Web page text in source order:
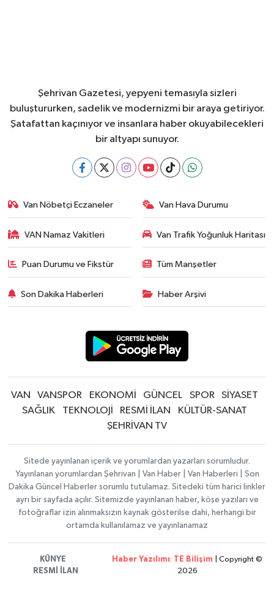
Şehrivan Gazetesi, yepyeni temasıyla sizleri
buluştururken, sadelik ve modernizmi bir araya getiriyor.
Şatafattan kaçınıyor ve insanlara haber okuyabilecekleri
bir altyapı sunuyor.
Van Nöbetçi Eczaneler Van Hava Durumu
VAN Namaz Vakitleri Van Trafik Yoğunluk Haritası
Puan Durumu ve Fikstür Tüm Manşetler
Son Dakika Haberleri Haber Arşivi
VAN VANSPOR EKONOMİ GÜNCEL SPOR
SİYASET
SAĞLIK
TEKNOLOJİ RESMİ İLAN
KÜLTÜR-SANAT
ŞEHRİVAN TV
Sitede yayınlanan içerik ve yorumlardan yazarları sorumludur.
Yayınlanan yorumlardan Şehrivan | Van Haber | Van Haberleri | Son
Dakika Güncel Haberler sorumlu tutulamaz. Sitedeki tüm harici linkler
ayrı bir sayfada açılır. Sitemizde yayınlanan haber, köşe yazıları ve
fotoğraflar izin alınmaksızın kaynak gösterilse dahi, herhangi bir
ortamda kullanılamaz ve yayınlanamaz
KÜNYE
RESMİ İLAN
Haber Yazılımı: TE Bilişim | Copyright ©
2026